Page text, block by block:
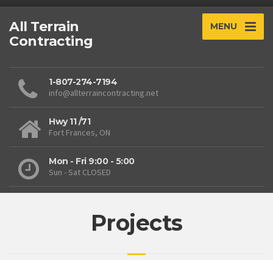
All Terrain
Contracting
MENU
1-807-274-7194
info@allterraincontracting.net
Hwy 11 /71
Fort Frances, ON
Mon - Fri 9:00 - 5:00
Sun - Sat CLOSED
Projects